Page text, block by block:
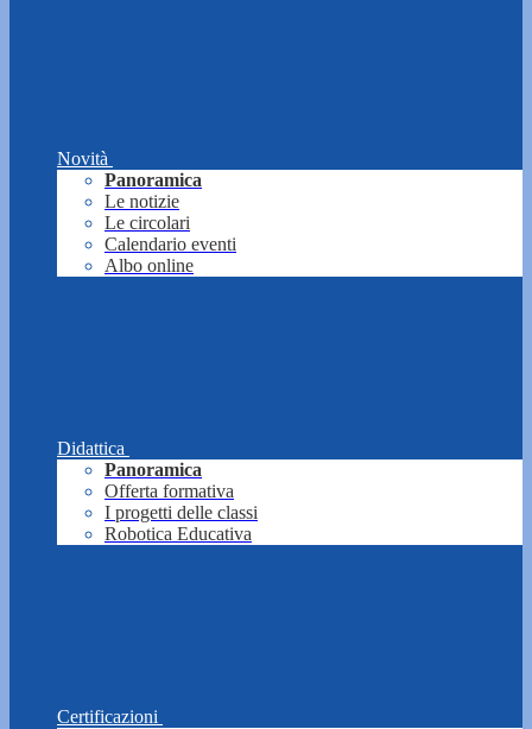
Novità
Panoramica
Le notizie
Le circolari
Calendario eventi
Albo online
Didattica
Panoramica
Offerta formativa
I progetti delle classi
Robotica Educativa
Certificazioni